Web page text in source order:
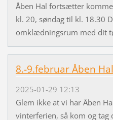
Åben Hal fortsætter
kl. 20, søndag til kl. 18.30
omklædningsrum med dit
8.-9.februar Åben Hal
2025-01-29 12:13
Glem ikke at vi har Åben
vinterferien, så kom og tag